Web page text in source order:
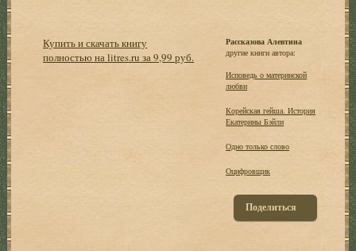
Купить и скачать книгу
полностью на litres.ru за 9,99 руб.
Рассказова Алевтина
другие книги автора:
Исповедь о материнской
любви
Корейская гейша. История
Екатерины Бэйли
Одно только слово
Оцифровщик
Поделиться